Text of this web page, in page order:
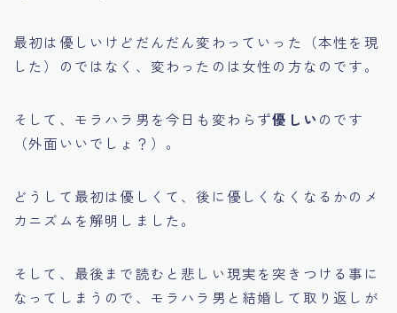
最初は優しいけどだんだん変わっていった（本性を現
した）のではなく、変わったのは女性の方なのです。
そして、モラハラ男を今日も変わらず優しいのです
（外面いいでしょ？）。
どうして最初は優しくて、後に優しくなくなるかのメ
カニズムを解明しました。
そして、最後まで読むと悲しい現実を突きつける事に
なってしまうので、モラハラ男と結婚して取り返しが